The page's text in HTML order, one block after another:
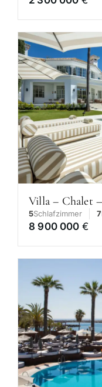
Villa – Chalet
5Schlafzimmer 7
8 900 000 €